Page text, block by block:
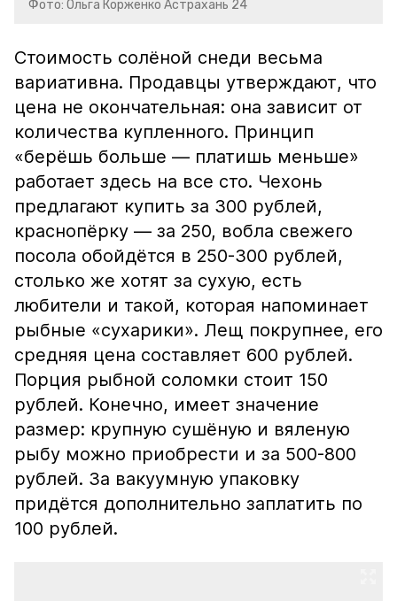
Фото: Ольга Корженко Астрахань 24
Стоимость солёной снеди весьма
вариативна. Продавцы утверждают, что
цена не окончательная: она зависит от
количества купленного. Принцип
«берёшь больше — платишь меньше»
работает здесь на все сто. Чехонь
предлагают купить за 300 рублей,
краснопёрку — за 250, вобла свежего
посола обойдётся в 250-300 рублей,
столько же хотят за сухую, есть
любители и такой, которая напоминает
рыбные «сухарики». Лещ покрупнее, его
средняя цена составляет 600 рублей.
Порция рыбной соломки стоит 150
рублей. Конечно, имеет значение
размер: крупную сушёную и вяленую
рыбу можно приобрести и за 500-800
рублей. За вакуумную упаковку
придётся дополнительно заплатить по
100 рублей.